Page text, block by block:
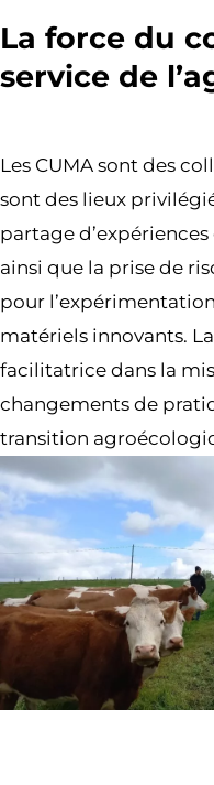
La force du
service de
Les CUMA sont des
sont des lieux
partage
ainsi que la prise de
pour
matériels innovants.
facilitatrice dans la
changements de
transition